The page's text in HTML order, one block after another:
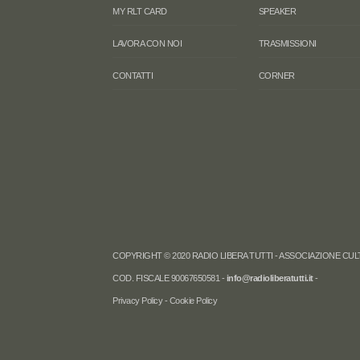
MY RLT CARD
LAVORA CON NOI
CONTATTI
SPEAKER
TRASMISSIONI
CORNER
COPYRIGHT © 2020 RADIO LIBERA TUTTI - ASSOCIAZIONE
COD. FISCALE 90067650581 - info@radioliberatutti.it-
Privacy Policy- Cookie Policy